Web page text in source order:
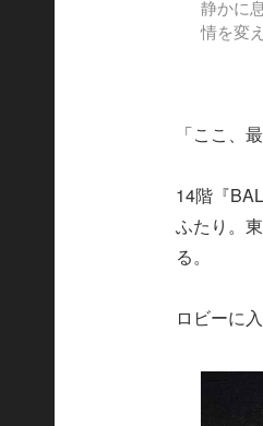
静かに
情を変
「ここ、
14階『
ふたり。
る。
ロビーに